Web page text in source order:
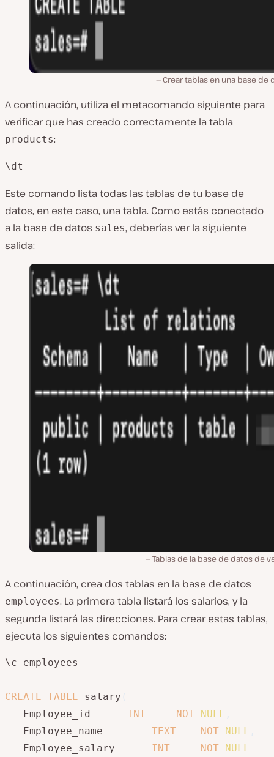
Crear tablas en una base de
A continuación, utiliza el metacomando siguiente para
verificar que has creado correctamente la tabla
products:
\dt
Este comando lista todas las tablas de tu base de
datos, en este caso, una tabla. Como estás conectado
a la base de datos sales, deberías ver la siguiente
salida:
Tablas de la base de datos de
A continuación, crea dos tablas en la base de datos
employees. La primera tabla listará los salarios, y la
segunda listará las direcciones. Para crear estas tablas,
ejecuta los siguientes comandos:
\c employees
CREATE TABLE salary
INT NOT NULL
TEXT NOT NULL
INT NOT NULL